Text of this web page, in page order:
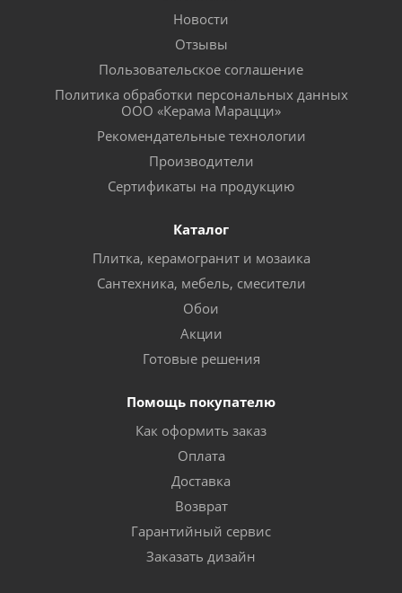
Новости
Отзывы
Пользовательское соглашение
Политика обработки персональных данных
ООО «Керама Марацци»
Рекомендательные технологии
Производители
Сертификаты на продукцию
Каталог
Плитка, керамогранит и мозаика
Сантехника, мебель, смесители
Обои
Акции
Готовые решения
Помощь покупателю
Как оформить заказ
Оплата
Доставка
Возврат
Гарантийный сервис
Заказать дизайн